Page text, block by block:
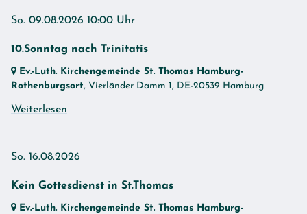
So. 09.08.2026 10:00 Uhr
10.Sonntag nach Trinitatis
Ev.-Luth. Kirchengemeinde St. Thomas Hamburg-
Rothenburgsort, Vierländer Damm 1, DE-20539 Hamburg
Weiterlesen
So. 16.08.2026
Kein Gottesdienst in St.Thomas
Ev.-Luth. Kirchengemeinde St. Thomas Hamburg-